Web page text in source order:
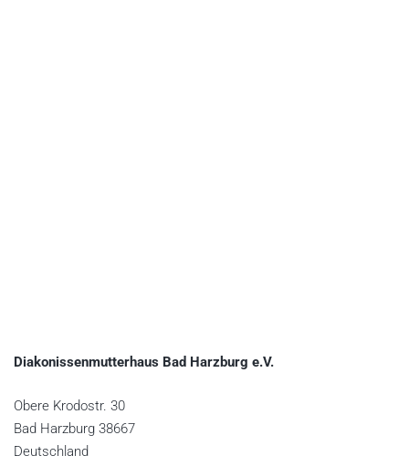
Diakonissenmutterhaus Bad Harzburg e.V.
Obere Krodostr. 30
Bad Harzburg 38667
Deutschland